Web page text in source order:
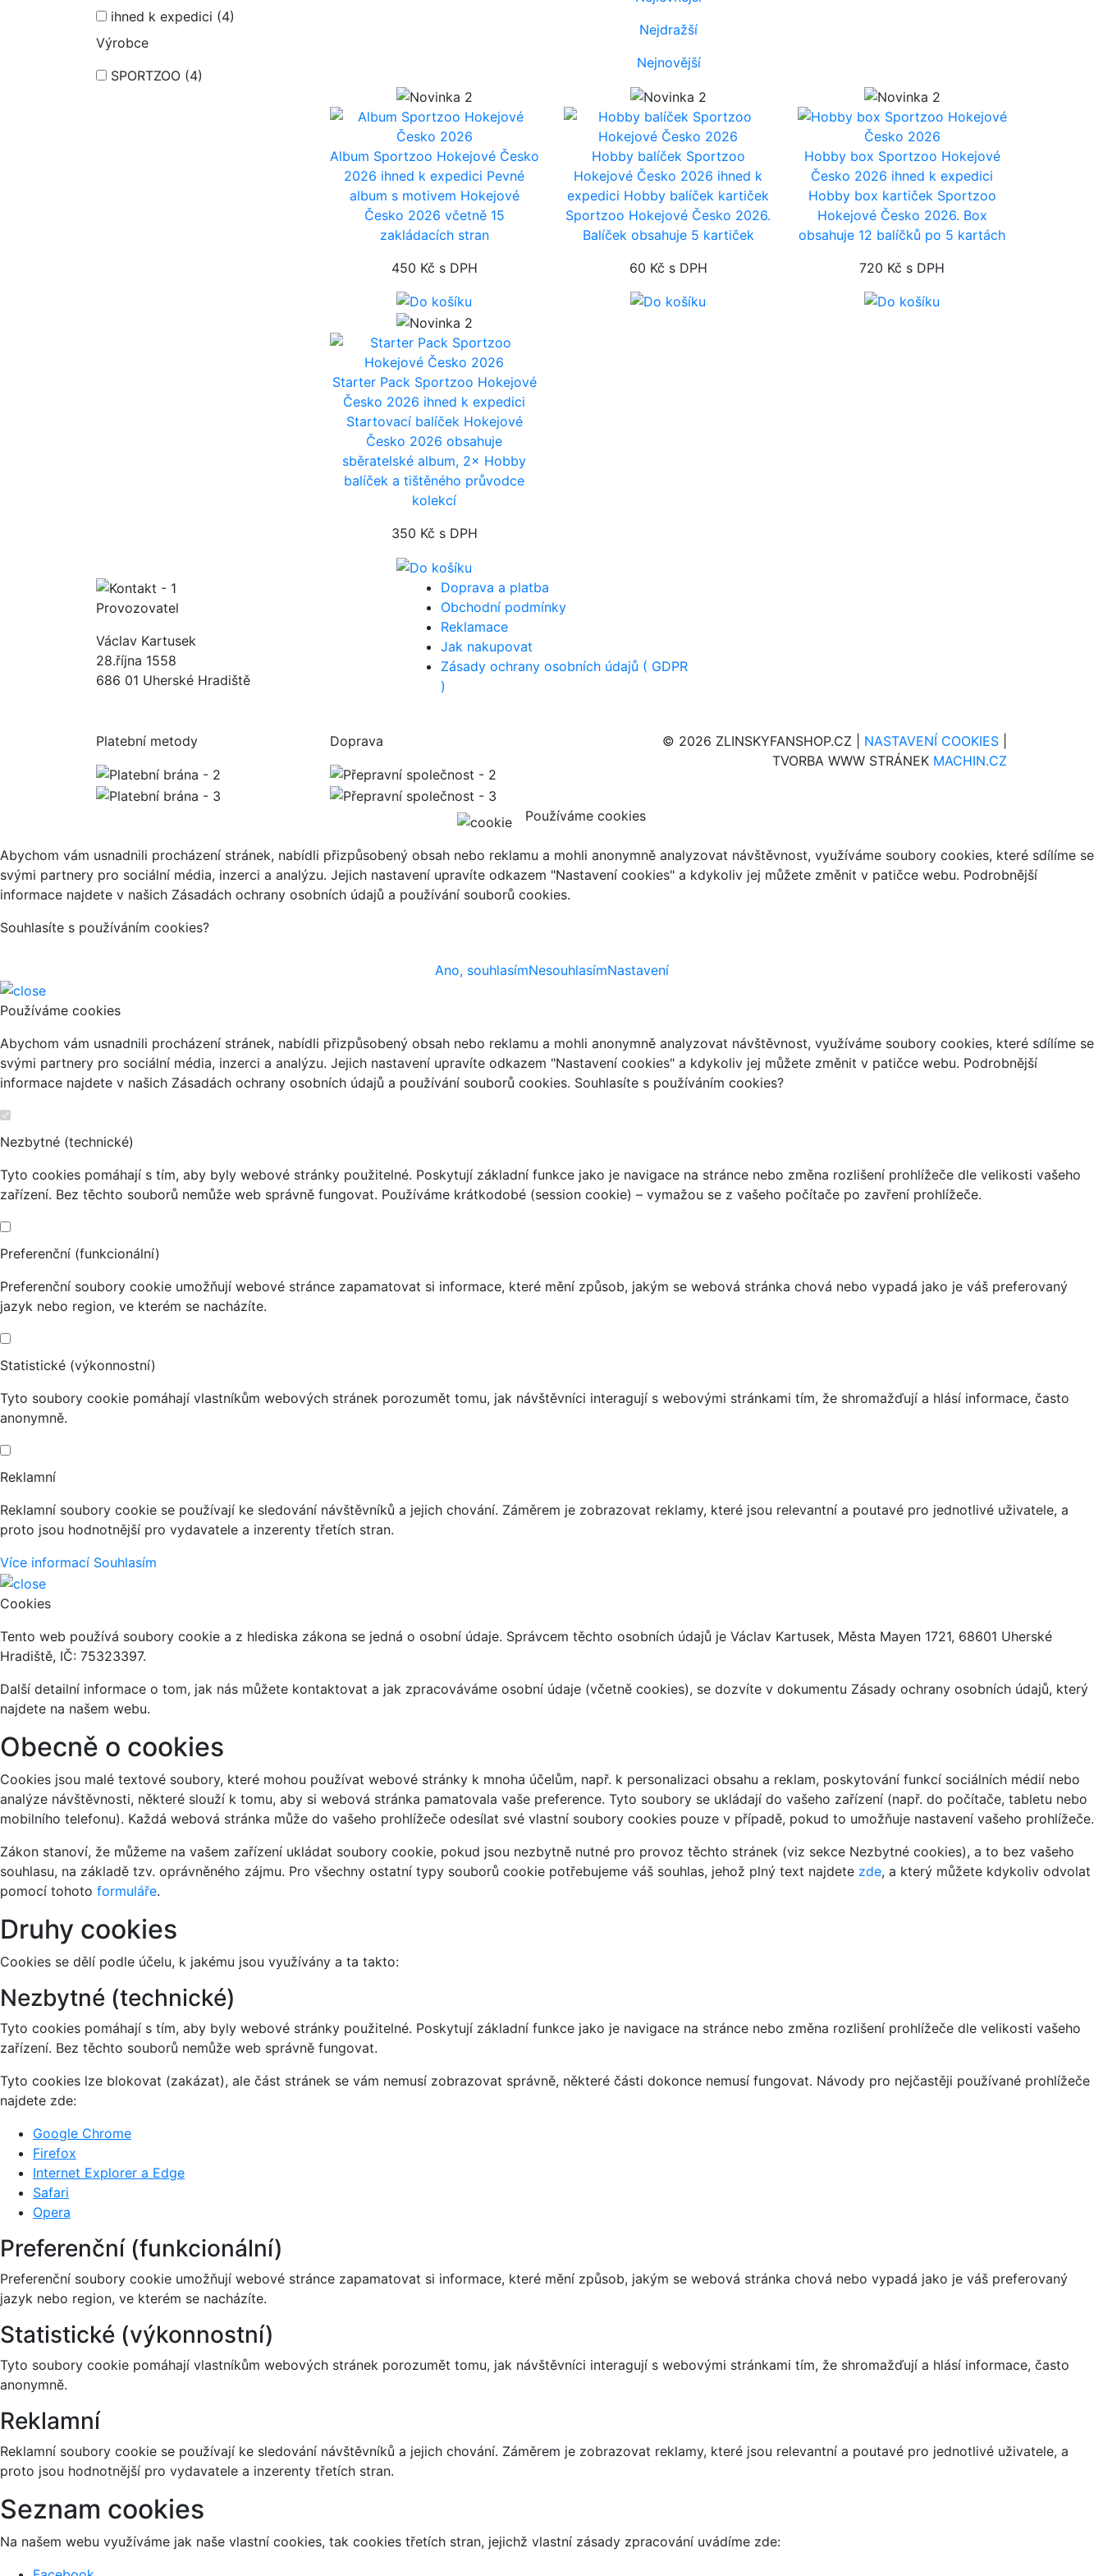
ihned k expedici (4)
Výrobce
SPORTZOO (4)
Nejdražší
Nejnovější
Album Sportzoo Hokejové Česko
2026 ihned k expedici Pevné
album s motivem Hokejové
Česko 2026 včetně 15
zakládacích stran
450 Kč s DPH
Hobby balíček Sportzoo
Hokejové Česko 2026 ihned k
expedici Hobby balíček kartiček
Sportzoo Hokejové Česko 2026.
Balíček obsahuje 5 kartiček
60 Kč s DPH
Hobby box Sportzoo Hokejové
Česko 2026 ihned k expedici
Hobby box kartiček Sportzoo
Hokejové Česko 2026. Box
obsahuje 12 balíčků po 5 kartách
720 Kč s DPH
Starter Pack Sportzoo Hokejové
Česko 2026 ihned k expedici
Startovací balíček Hokejové
Česko 2026 obsahuje
sběratelské album, 2× Hobby
balíček a tištěného průvodce
kolekcí
350 Kč s DPH
Provozovatel
Václav Kartusek
28.října 1558
686 01 Uherské Hradiště
Doprava a platba
Obchodní podmínky
Reklamace
Jak nakupovat
Zásady ochrany osobních údajů ( GDPR
)
Platební metody Doprava © 2026 ZLINSKYFANSHOP.CZ | NASTAVENÍ COOKIES
TVORBA WWW STRÁNEK MACHIN.CZ
Používáme cookies
Abychom vám usnadnili procházení stránek, nabídli přizpůsobený obsah nebo reklamu a mohli anonymně analyzovat návštěvnost, využíváme soubory cookies, které sdílíme se
svými partnery pro sociální média, inzerci a analýzu. Jejich nastavení upravíte odkazem "Nastavení cookies" a kdykoliv jej můžete změnit v patičce webu. Podrobnější
informace najdete v našich Zásadách ochrany osobních údajů a používání souborů cookies.
Souhlasíte s používáním cookies?
Ano, souhlasímNesouhlasímNastavení
Používáme cookies
Abychom vám usnadnili procházení stránek, nabídli přizpůsobený obsah nebo reklamu a mohli anonymně analyzovat návštěvnost, využíváme soubory cookies, které sdílíme se
svými partnery pro sociální média, inzerci a analýzu. Jejich nastavení upravíte odkazem "Nastavení cookies" a kdykoliv jej můžete změnit v patičce webu. Podrobnější
informace najdete v našich Zásadách ochrany osobních údajů a používání souborů cookies. Souhlasíte s používáním cookies?
Nezbytné (technické)
Tyto cookies pomáhají s tím, aby byly webové stránky použitelné. Poskytují základní funkce jako je navigace na stránce nebo změna rozlišení prohlížeče dle velikosti vašeho
zařízení. Bez těchto souborů nemůže web správně fungovat. Používáme krátkodobé (session cookie) – vymažou se z vašeho počítače po zavření prohlížeče.
Preferenční (funkcionální)
Preferenční soubory cookie umožňují webové stránce zapamatovat si informace, které mění způsob, jakým se webová stránka chová nebo vypadá jako je váš preferovaný
jazyk nebo region, ve kterém se nacházíte.
Statistické (výkonnostní)
Tyto soubory cookie pomáhají vlastníkům webových stránek porozumět tomu, jak návštěvníci interagují s webovými stránkami tím, že shromažďují a hlásí informace, často
anonymně.
Reklamní
Reklamní soubory cookie se používají ke sledování návštěvníků a jejich chování. Záměrem je zobrazovat reklamy, které jsou relevantní a poutavé pro jednotlivé uživatele, a
proto jsou hodnotnější pro vydavatele a inzerenty třetích stran.
Více informací Souhlasím
Cookies
Tento web používá soubory cookie a z hlediska zákona se jedná o osobní údaje. Správcem těchto osobních údajů je Václav Kartusek, Města Mayen 1721, 68601 Uherské
Hradiště, IČ: 75323397.
Další detailní informace o tom, jak nás můžete kontaktovat a jak zpracováváme osobní údaje (včetně cookies), se dozvíte v dokumentu Zásady ochrany osobních údajů, který
najdete na našem webu.
Obecně o cookies
Cookies jsou malé textové soubory, které mohou používat webové stránky k mnoha účelům, např. k personalizaci obsahu a reklam, poskytování funkcí sociálních médií nebo
analýze návštěvnosti, některé slouží k tomu, aby si webová stránka pamatovala vaše preference. Tyto soubory se ukládají do vašeho zařízení (např. do počítače, tabletu nebo
mobilního telefonu). Každá webová stránka může do vašeho prohlížeče odesílat své vlastní soubory cookies pouze v případě, pokud to umožňuje nastavení vašeho prohlížeče.
Zákon stanoví, že můžeme na vašem zařízení ukládat soubory cookie, pokud jsou nezbytně nutné pro provoz těchto stránek (viz sekce Nezbytné cookies), a to bez vašeho
souhlasu, na základě tzv. oprávněného zájmu. Pro všechny ostatní typy souborů cookie potřebujeme váš souhlas, jehož plný text najdete zde, a který můžete kdykoliv odvolat
pomocí tohoto formuláře.
Druhy cookies
Cookies se dělí podle účelu, k jakému jsou využívány a ta takto:
Nezbytné (technické)
Tyto cookies pomáhají s tím, aby byly webové stránky použitelné. Poskytují základní funkce jako je navigace na stránce nebo změna rozlišení prohlížeče dle velikosti vašeho
zařízení. Bez těchto souborů nemůže web správně fungovat.
Tyto cookies lze blokovat (zakázat), ale část stránek se vám nemusí zobrazovat správně, některé části dokonce nemusí fungovat. Návody pro nejčastěji používané prohlížeče
najdete zde:
Google Chrome
Firefox
Internet Explorer a Edge
Safari
Opera
Preferenční (funkcionální)
Preferenční soubory cookie umožňují webové stránce zapamatovat si informace, které mění způsob, jakým se webová stránka chová nebo vypadá jako je váš preferovaný
jazyk nebo region, ve kterém se nacházíte.
Statistické (výkonnostní)
Tyto soubory cookie pomáhají vlastníkům webových stránek porozumět tomu, jak návštěvníci interagují s webovými stránkami tím, že shromažďují a hlásí informace, často
anonymně.
Reklamní
Reklamní soubory cookie se používají ke sledování návštěvníků a jejich chování. Záměrem je zobrazovat reklamy, které jsou relevantní a poutavé pro jednotlivé uživatele, a
proto jsou hodnotnější pro vydavatele a inzerenty třetích stran.
Seznam cookies
Na našem webu využíváme jak naše vlastní cookies, tak cookies třetích stran, jejichž vlastní zásady zpracování uvádíme zde: